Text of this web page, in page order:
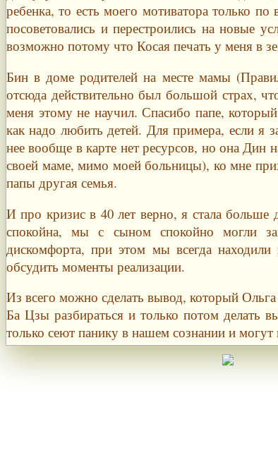
ребенка, то есть моего мотиватора только
посоветовались и перестроились на новые
возможно потому что Косая печать у меня в
Бин в доме родителей на месте мамы
отсюда действительно был большой страх,
меня этому не научил. Спасибо папе,
как надо любить детей. Для примера, если я
нее вообще в карте нет ресурсов, но она
своей маме, мимо моей больницы), ко мне
папы другая семья.
И про кризис в 40 лет верно, я стала больше
спокойна, мы с сыном спокойно могли
дискомфорта, при этом мы всегда
обсудить моменты реализации.
Из всего можно сделать вывод, который Ольга
Ба Цзы разбираться и только потом делать
только сеют панику в нашем сознании и